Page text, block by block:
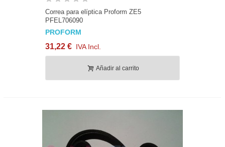
Correa para elíptica Proform ZE5
PFEL706090
PROFORM
31,22 € IVA Incl.
Añadir al carrito